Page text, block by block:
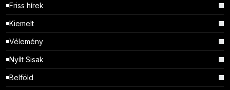
Friss hírek
Kiemelt
Vélemény
Nyílt Sisak
Belföld